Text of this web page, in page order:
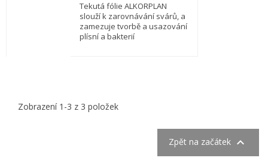
Tekutá fólie ALKORPLAN
slouží k zarovnávání svárů, a
zamezuje tvorbě a usazování
plísní a bakterií
Zobrazení 1-3 z 3 položek
Zpět na začátek 